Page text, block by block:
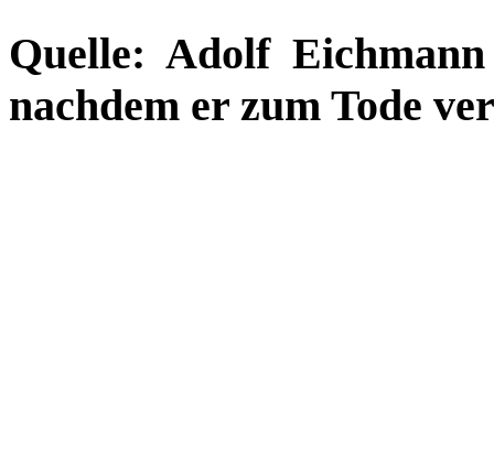
Quelle: Adolf
nachdem er zum Tode